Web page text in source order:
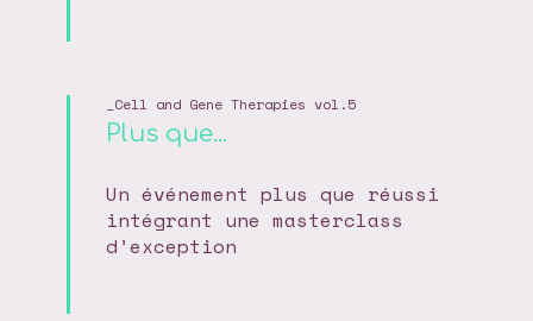
Cell and Gene Therapies vol.5
Plus que...
Un événement plus que réussi
intégrant une masterclass
d’exception